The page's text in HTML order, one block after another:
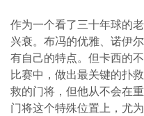
作为一个看了三十年球的
兴衰。布冯的优雅、诺伊
有自己的特点。但卡西的
比赛中，做出最关键的扑
救的门将，但他从不会在
门将这个特殊位置上，尤为